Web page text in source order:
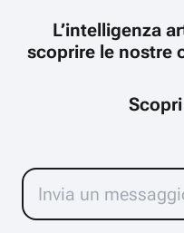
L’intelligenza
scoprire le nostre